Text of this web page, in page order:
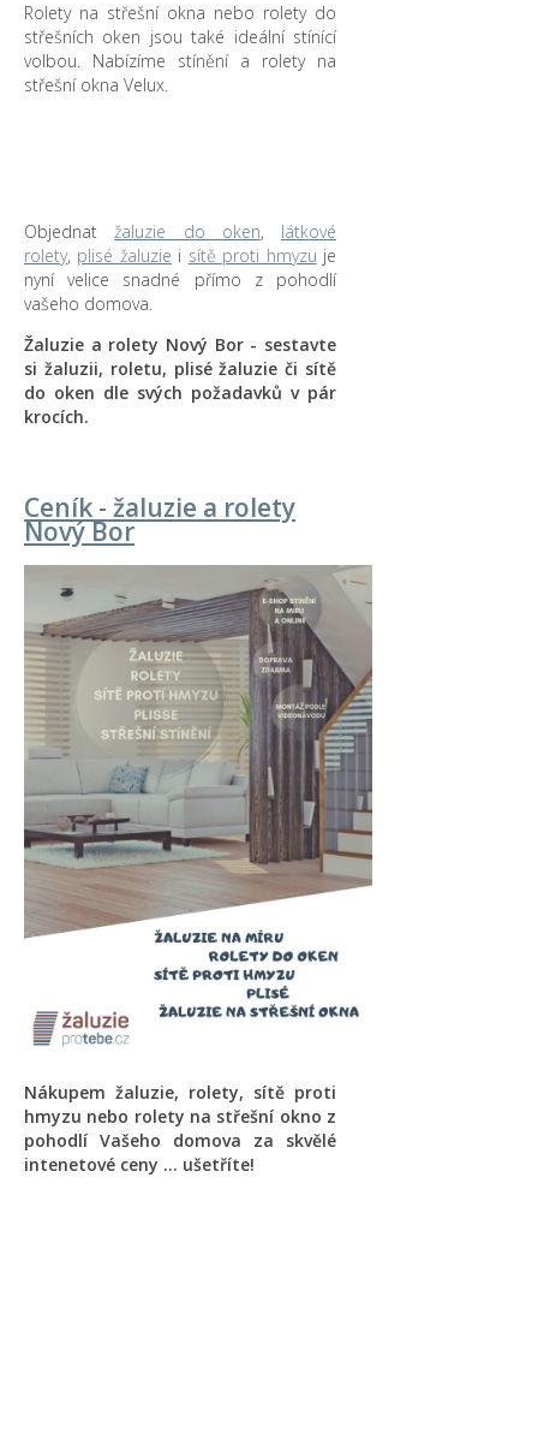
Rolety na střešní okna nebo rolety do
střešních oken jsou také ideální stínící
volbou. Nabízíme stínění a rolety na
střešní okna Velux.
Objednatžaluzie do oken, látkové
rolety, plisé žaluzie i sítě proti hmyzu je
nyní velice snadné přímo z pohodlí
vašeho domova.
Žaluzie a rolety Nový Bor - sestavte
si žaluzii, roletu, plisé žaluzie či sítě
do oken dle svých požadavků v pár
krocích.
Ceník - žaluzie a rolety
Nový Bor
Nákupem žaluzie, rolety, sítě proti
hmyzu nebo rolety na střešní okno z
pohodlí Vašeho domova za skvělé
intenetové ceny ... ušetříte!